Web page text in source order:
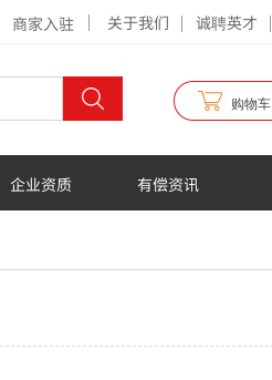
关于我们 诚聘英才
购物车
商家入驻
企业资质 有偿资讯